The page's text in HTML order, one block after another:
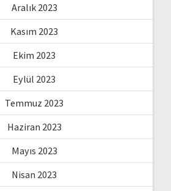
Aralık 2023
Kasım 2023
Ekim 2023
Eylül 2023
Temmuz 2023
Haziran 2023
Mayıs 2023
Nisan 2023